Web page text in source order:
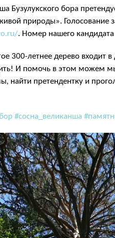
Бузулукского бора
природы». Голосование
. Номер нашего кандидата
300-летнее дерево входит
И помочь в этом можем мы
найти претендентку и
#сосна_великанша